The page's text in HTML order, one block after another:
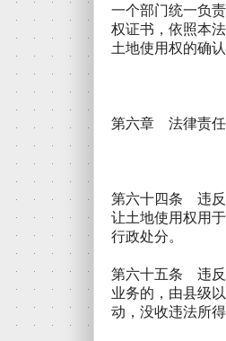
一个部门统一负
权证书，依照本
土地使用权的确
第六章 法律责任
第六十四条 违反
让土地使用权用
行政处分。
第六十五条 违反
业务的，由县级
动，没收违法所